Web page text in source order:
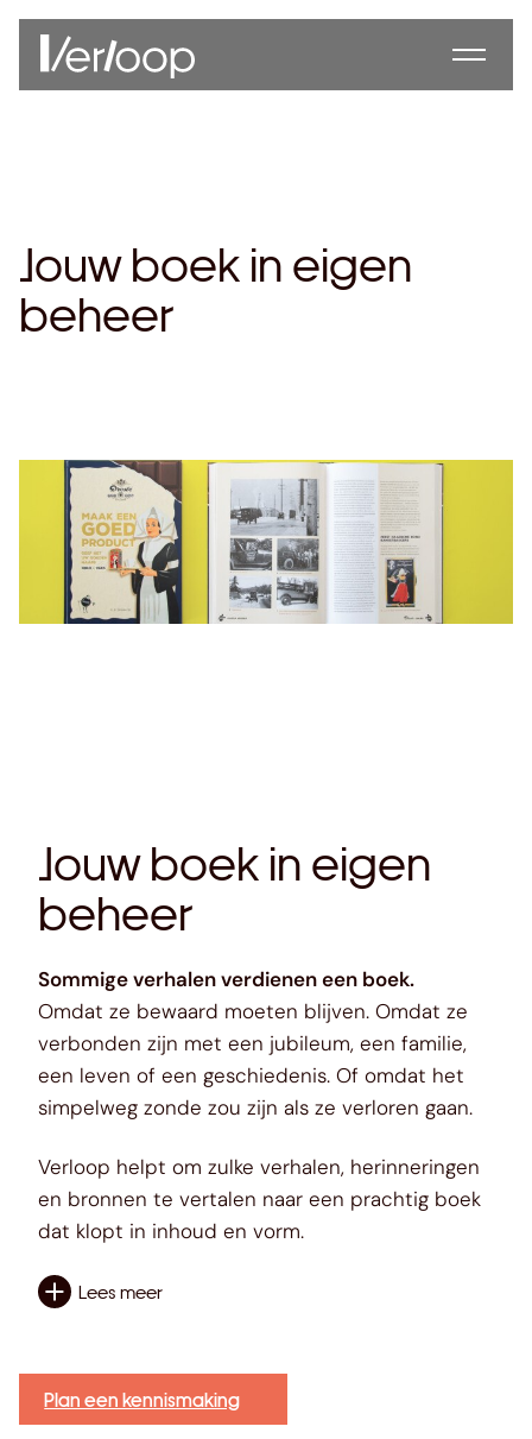
Jouw boek in eigen
beheer
Jouw boek in eigen
beheer
Sommige verhalen verdienen een boek.
Omdat ze bewaard moeten blijven. Omdat ze
verbonden zijn met een jubileum, een familie,
een leven of een geschiedenis. Of omdat het
simpelweg zonde zou zijn als ze verloren gaan.
Verloop helpt om zulke verhalen, herinneringen
en bronnen te vertalen naar een prachtig boek
dat klopt in inhoud en vorm.
Lees meer
Plan een kennismaking